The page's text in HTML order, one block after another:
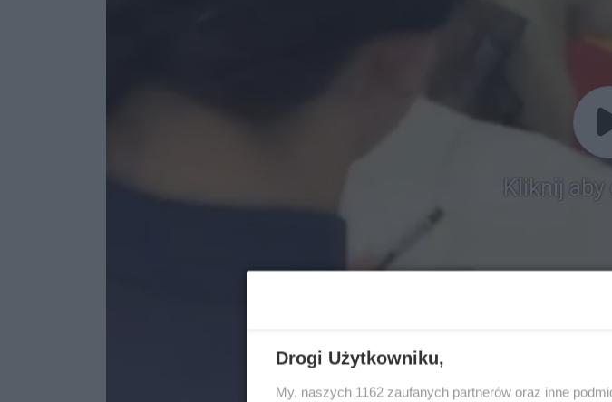
Kliknij
Drogi Użytkowniku,
My, naszych 1162 zaufanych partnerów oraz inne